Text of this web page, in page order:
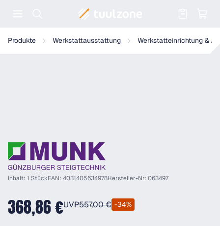
Produkte Werkstattausstattung Werkstatteinrichtung &
Munk Stahl-Abschlusstür
Inhalt: 1 StückEAN: 4031405634978Hersteller-Nr: 063497
368,86 €UVP557,00 € -34%